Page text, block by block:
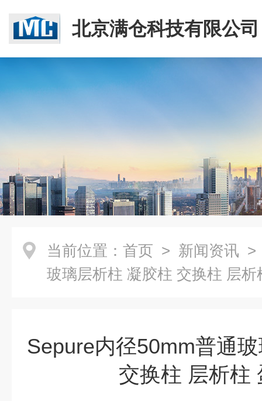
北京满仓科技有限公司
当前位置： 首页 > 新闻资讯 >
玻璃层析柱 凝胶柱 交换柱 层析
Sepure内径50mm普通
交换柱 层析柱